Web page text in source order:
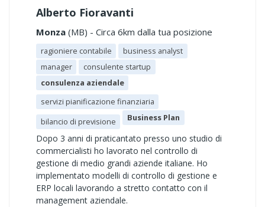
Alberto Fioravanti
Monza (MB) - Circa 6km dalla tua posizione
ragioniere contabile
business analyst
manager
consulente startup
consulenza aziendale
servizi pianificazione finanziaria
bilancio di previsione
Business Plan
Dopo 3 anni di praticantato presso uno studio di
commercialisti ho lavorato nel controllo di
gestione di medio grandi aziende italiane. Ho
implementato modelli di controllo di gestione e
ERP locali lavorando a stretto contatto con il
management aziendale.